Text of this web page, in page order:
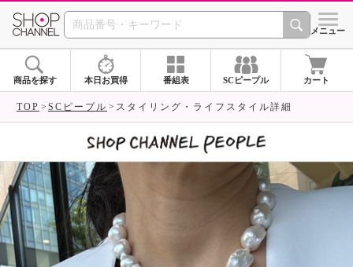
SHOP CHANNEL シメニュー
商品を探す 本日お買得 番組表 SCピープル カート
TOP SCピープル スタイリング・ライフスタイル詳細